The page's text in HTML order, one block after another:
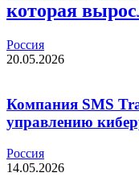
которая
Россия
20.05.2026
Компания SMS
управлению
Россия
14.05.2026